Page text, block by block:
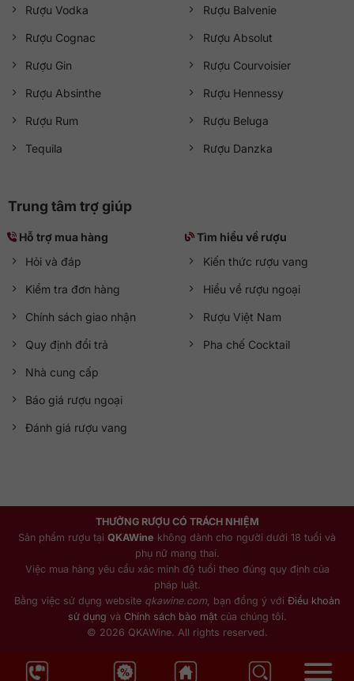
Rượu Vodka
Rượu Cognac
Rượu Gin
Rượu Absinthe
Rượu Rum
Tequila
Rượu Balvenie
Rượu Absolut
Rượu Courvoisier
Rượu Hennessy
Rượu Beluga
Rượu Danzka
Trung tâm trợ giúp
Hỗ trợ mua hàng
Hỏi và đáp
Kiểm tra đơn hàng
Chính sách giao nhận
Quy định đổi trả
Nhà cung cấp
Báo giá rượu ngoại
Đánh giá rượu vang
Tìm hiểu về rượu
Kiến thức rượu vang
Hiểu về rượu ngoại
Rượu Việt Nam
Pha chế Cocktail
THƯỞNG RƯỢU CÓ TRÁCH NHIỆM
Sản phẩm rượu tại QKAWine không dành cho người dưới 18 tuổi và
phụ nữ mang thai.
Việc mua hàng yêu cầu xác minh độ tuổi theo đúng quy định của
pháp luật.
Bằng việc sử dụng website qkawine.com , bạn đồng ý với Điều khoản
sử dụng và Chính sách bảo mậtcủa chúng tôi.
© 2026 QKAWine. All rights reserved.